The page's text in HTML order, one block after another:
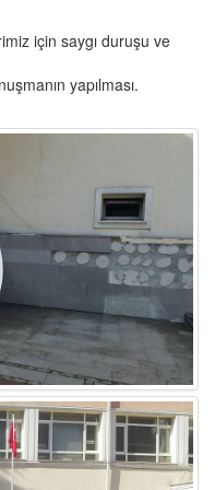
için saygı duruşu ve
yapılması.